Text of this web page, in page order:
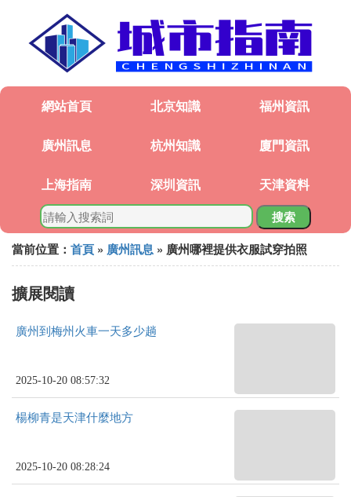
網站首頁 北京知識 福州資訊
廣州訊息 杭州知識 廈門資訊
上海指南 深圳資訊 天津資料
搜索
當前位置： 首頁 » 廣州訊息 » 廣州哪裡提供衣服試穿拍照
擴展閱讀
廣州到梅州火車一天多少趟
2025-10-20 08:57:32
楊柳青是天津什麼地方
2025-10-20 08:28:24